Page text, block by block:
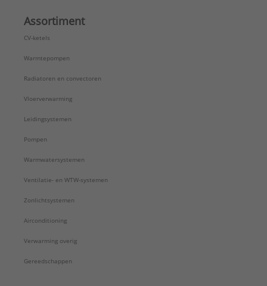
Assortiment
CV-ketels
Warmtepompen
Radiatoren en convectoren
Vloerverwarming
Leidingsystemen
Pompen
Warmwatersystemen
Ventilatie- en WTW-systemen
Zonlichtsystemen
Airconditioning
Verwarming overig
Gereedschappen